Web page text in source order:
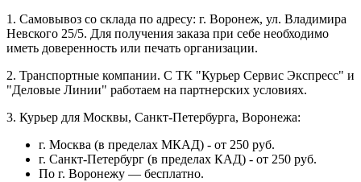
1. Самовывоз со склада по адресу: г. Воронеж, ул. Владимира
Невского 25/5. Для получения заказа при себе необходимо
иметь доверенность или печать организации.
2. Транспортные компании. С ТК "Курьер Сервис Экспресс" и
"Деловые Линии" работаем на партнерских условиях.
3. Курьер для Москвы, Санкт-Петербурга, Воронежа:
г. Москва (в пределах МКАД) - от 250 руб.
г. Санкт-Петербург (в пределах КАД) - от 250 руб.
По г. Воронежу — бесплатно.